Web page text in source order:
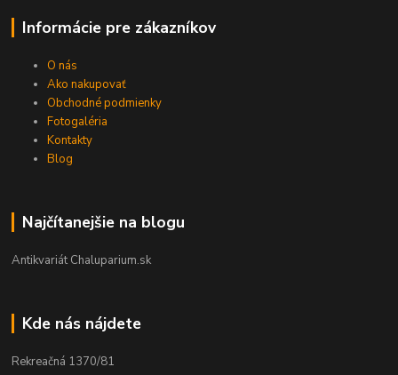
Informácie pre zákazníkov
O nás
Ako nakupovať
Obchodné podmienky
Fotogaléria
Kontakty
Blog
Najčítanejšie na blogu
Antikvariát Chaluparium.sk
Kde nás nájdete
Rekreačná 1370/81